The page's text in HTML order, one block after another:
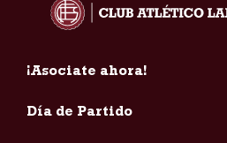
¡Asociate ahora!
Día de Partido